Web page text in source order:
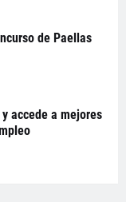
de Paellas
accede a mejores